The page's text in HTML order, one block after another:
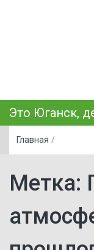
Это Юганск,
Главная /
Метка: